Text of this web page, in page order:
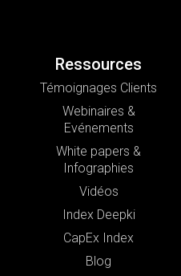
Ressources
Témoignages Clients
Webinaires &
Evénements
White papers &
Infographies
Vidéos
Index Deepki
CapEx Index
Blog